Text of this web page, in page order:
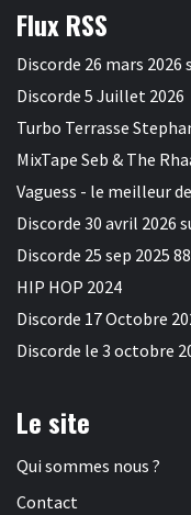
Flux RSS
Discorde 26 mars
Discorde 5 Juillet 2026
Turbo Terrasse
MixTape Seb & The
Vaguess - le meilleur
Discorde 30 avril 2026
Discorde 25 sep 2025
HIP HOP 2024
Discorde 17 Octobre
Discorde le 3 octobre
Le site
Qui sommes nous ?
Contact